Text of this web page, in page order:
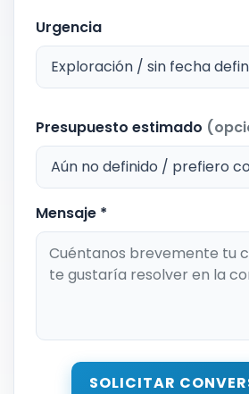
Urgencia
Presupuesto estimado
Mensaje *
SOLICITAR